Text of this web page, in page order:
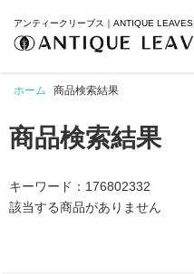
アンティークリーブス｜ANTIQUE LEAVES
ホーム 商品検索結果
商品検索結果
キーワード：176802332
該当する商品がありません